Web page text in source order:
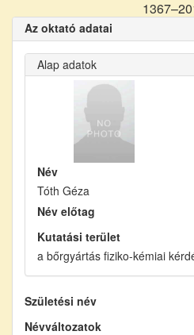
Az oktató adatai
Alap adatok
Név
Tóth Géza
Név előtag
Kutatási terület
a bőrgyártás fiziko-kémiai
Születési név
Névváltozatok